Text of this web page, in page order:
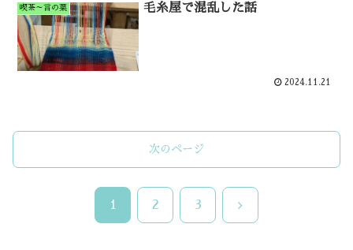
喫茶～言の葉 毛糸屋で混乱した話
2024.11.21
次のページ
1 2 3 次